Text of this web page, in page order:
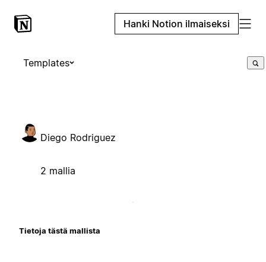
Hanki Notion ilmaiseksi
Templates
Diego Rodriguez
2 mallia
Tietoja tästä mallista